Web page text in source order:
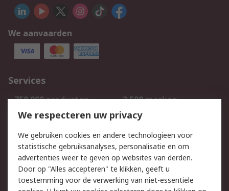
We aanvaarden
Services
750.000 producten
2.500 merken
Bestellen
Inkoopoplossingen
Track & Trace
Wettelijk
Cookiebeleid Email veiligheid
We respecteren uw privacy
We gebruiken cookies en andere technologieën voor
statistische gebruiksanalyses, personalisatie en om
advertenties weer te geven op websites van derden.
Door op "Alles accepteren" te klikken, geeft u
toestemming voor de verwerking van niet-essentiële